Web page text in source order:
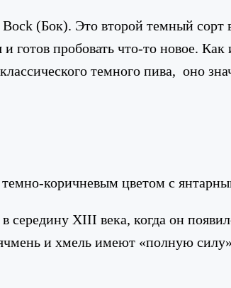
(Бок). Это второй темный сорт
готов пробовать что-то новое.
темного пива, оно
коричневым цветом с
середину XIII века, когда он
и хмель имеют «полную